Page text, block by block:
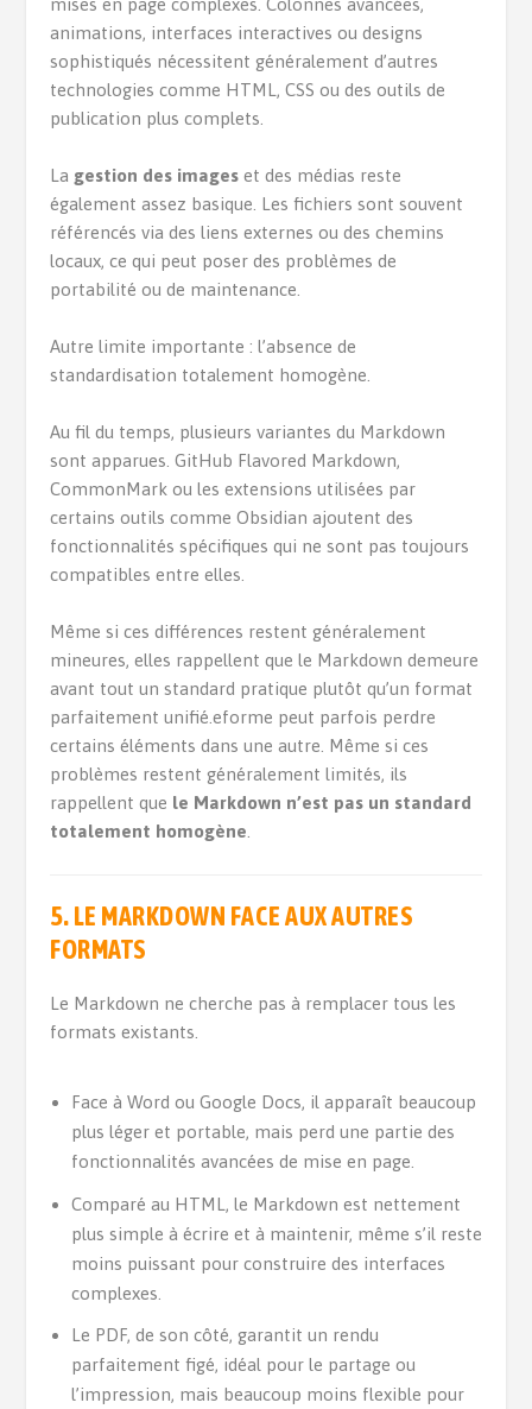
animations, interfaces interactives ou designs
sophistiqués nécessitent généralement d’autres
technologies comme HTML, CSS ou des outils de
publication plus complets.
La gestion des images et des médias reste
également assez basique. Les fichiers sont souvent
référencés via des liens externes ou des chemins
locaux, ce qui peut poser des problèmes de
portabilité ou de maintenance.
Autre limite importante : l’absence de
standardisation totalement homogène.
Au fil du temps, plusieurs variantes du Markdown
sont apparues. GitHub Flavored Markdown,
CommonMark ou les extensions utilisées par
certains outils comme Obsidian ajoutent des
fonctionnalités spécifiques qui ne sont pas toujours
compatibles entre elles.
Même si ces différences restent généralement
mineures, elles rappellent que le Markdown demeure
avant tout un standard pratique plutôt qu’un format
parfaitement unifié.eforme peut parfois perdre
certains éléments dans une autre. Même si ces
problèmes restent généralement limités, ils
rappellent que le Markdown n’est pas un standard
totalement homogène
5. LE MARKDOWN FACE AUX AUTRES
FORMATS
Le Markdown ne cherche pas à remplacer tous les
formats existants.
Face à Word ou Google Docs, il apparaît beaucoup
plus léger et portable, mais perd une partie des
fonctionnalités avancées de mise en page.
Comparé au HTML, le Markdown est nettement
plus simple à écrire et à maintenir, même s’il reste
moins puissant pour construire des interfaces
complexes.
Le PDF, de son côté, garantit un rendu
parfaitement figé, idéal pour le partage ou
l’impression, mais beaucoup moins flexible pour